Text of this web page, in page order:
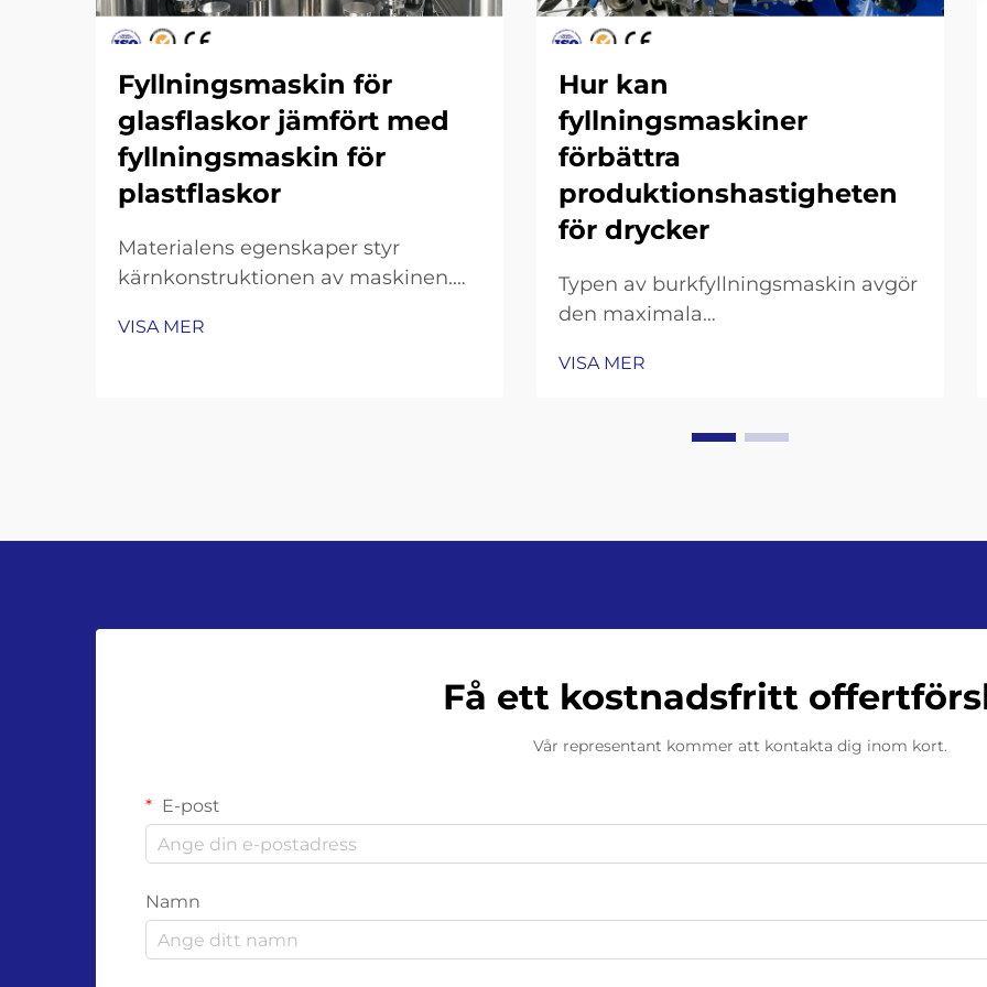
Fyllningsmaskin för
glasflaskor jämfört med
fyllningsmaskin för
plastflaskor
Materialens egenskaper styr
kärnkonstruktionen av maskinen.
varför fyllningsmaskiner för
VISA MER
Hur kan
fyllningsmaskiner
förbättra
produktionshastigheten
för drycker
Typen av burkfyllningsmaskin avgör
den maximala
Gravitations-, isobariska och
burkfyllningsmaskiner:
VISA MER
Få ett kostnadsfritt
Vår representant kommer att kontakta dig inom kort.
E-post
Namn